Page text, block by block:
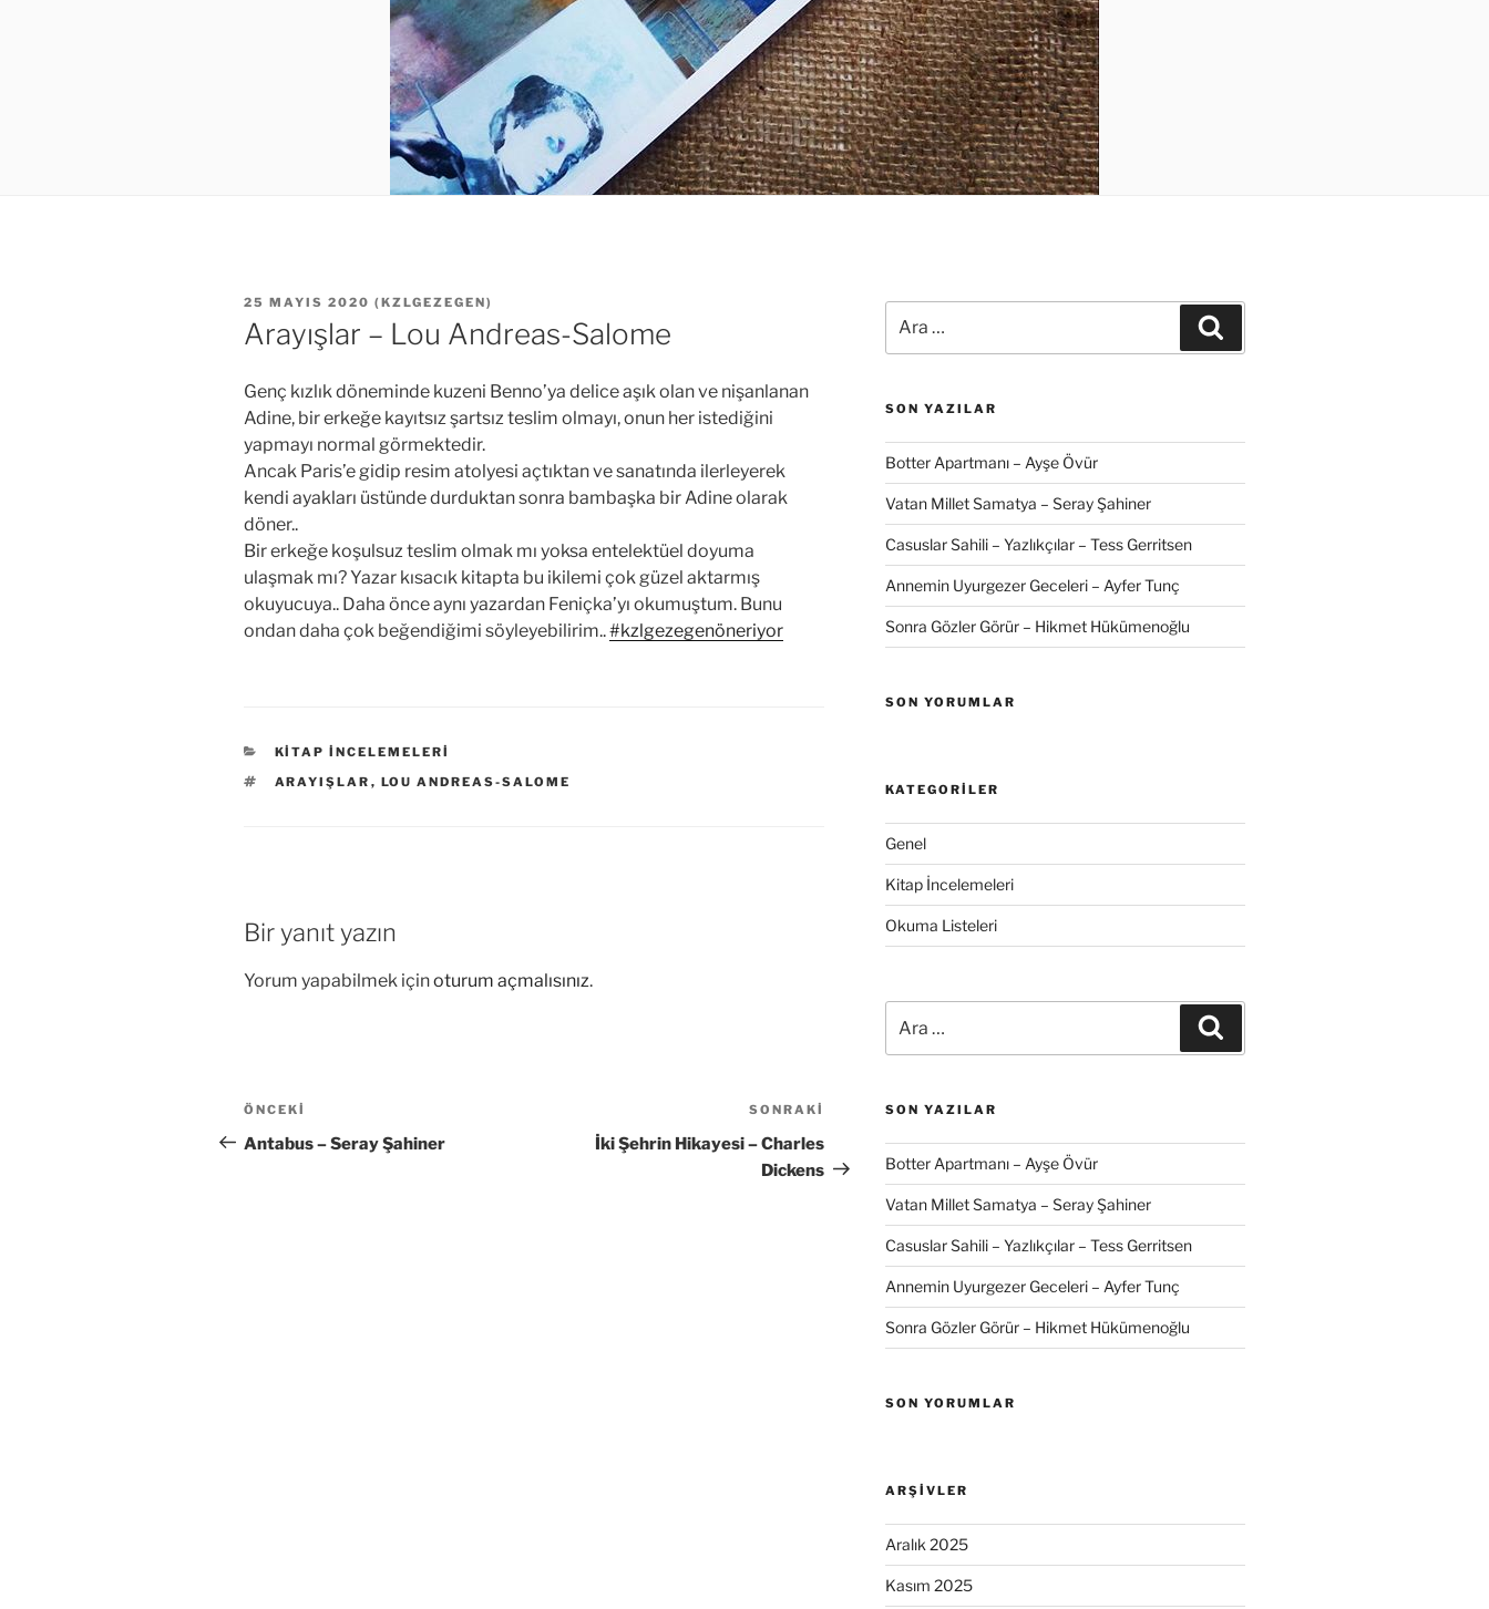
YAYIM
TARIHI
25 MAYIS 2020 ( KZLGEZEGEN)
Arayışlar – Lou Andreas-Salome
Genç kızlık döneminde kuzeni Benno’ya delice aşık olan ve nişanlanan
Adine, bir erkeğe kayıtsız şartsız teslim olmayı, onun her istediğini
yapmayı normal görmektedir.
Ancak Paris’e gidip resim atolyesi açtıktan ve sanatında ilerleyerek
kendi ayakları üstünde durduktan sonra bambaşka bir Adine olarak
döner..
Bir erkeğe koşulsuz teslim olmak mı yoksa entelektüel doyuma
ulaşmak mı? Yazar kısacık kitapta bu ikilemi çok güzel aktarmış
okuyucuya.. Daha önce aynı yazardan Feniçka’yı okumuştum. Bunu
ondan daha çok beğendiğimi söyleyebilirim..#kzlgezegenöneriyor
KATEGORILER
KITAP İNCELEMELERI
ETIKETLER
ARAYIŞLAR , LOU ANDREAS-SALOME
Bir yanıt yazın
Yorum yapabilmek içinoturum açmalısınız.
Yazı
gezinmesi
Önceki
Yazı
ÖNCEKI
Antabus – Seray Şahiner
Sonraki
Yazı
SONRAKI
İki Şehrin Hikayesi – Charles
Dickens
SON YAZILAR
Botter Apartmanı – Ayşe Övür
Vatan Millet Samatya – Seray Şahiner
Casuslar Sahili – Yazlıkçılar – Tess Gerritsen
Annemin Uyurgezer Geceleri – Ayfer Tunç
Sonra Gözler Görür – Hikmet Hükümenoğlu
SON YORUMLAR
KATEGORILER
Genel
Kitap İncelemeleri
Okuma Listeleri
SON YAZILAR
Botter Apartmanı – Ayşe Övür
Vatan Millet Samatya – Seray Şahiner
Casuslar Sahili – Yazlıkçılar – Tess Gerritsen
Annemin Uyurgezer Geceleri – Ayfer Tunç
Sonra Gözler Görür – Hikmet Hükümenoğlu
SON YORUMLAR
ARŞIVLER
Aralık 2025
Kasım 2025